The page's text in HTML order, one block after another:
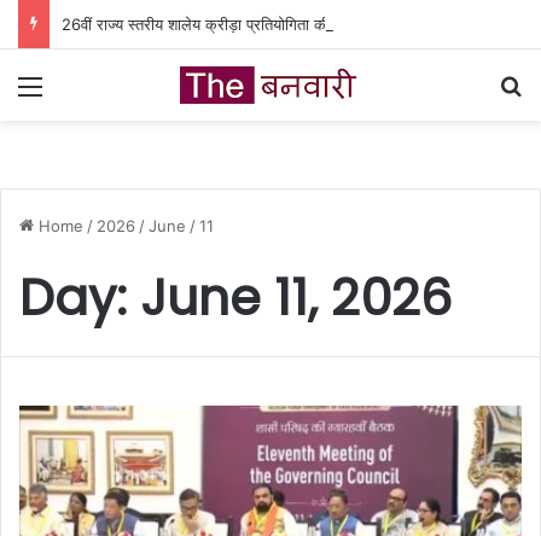
Menu
Home / 2026 /June /11
Day: June 11, 2026